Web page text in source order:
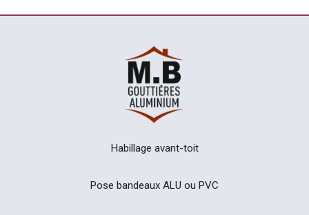
Habillage avant-toit
Pose bandeaux ALU ou PVC